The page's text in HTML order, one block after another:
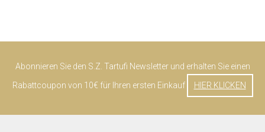
Abonnieren Sie den S.Z. Tartufi Newsletter und erhalten Sie einen
Rabattcoupon von 10€ für Ihren ersten Einkauf
HIER KLICKEN